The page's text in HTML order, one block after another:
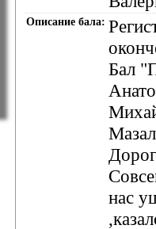
Описание бала:
Бал
нас